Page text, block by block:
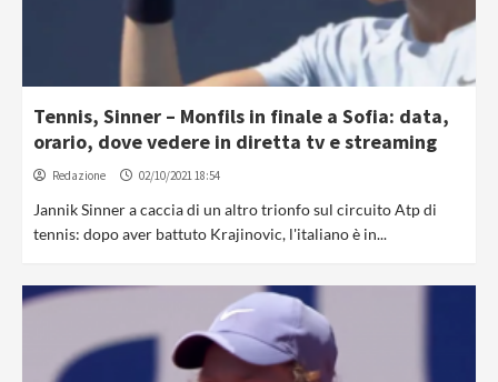
Tennis, Sinner – Monfils in finale a Sofia: data,
orario, dove vedere in diretta tv e streaming
Redazione 02/10/2021 18:54
Jannik Sinner a caccia di un altro trionfo sul circuito Atp di
tennis: dopo aver battuto Krajinovic, l'italiano è in...